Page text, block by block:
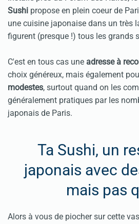
Sushi propose en plein coeur de
une cuisine japonaise dans un très
figurent (presque !) tous les grands
C'est en tous cas une adresse à
choix généreux, mais également
modestes, surtout quand on les
généralement pratiques par les
japonais de Paris.
Ta Sushi, un
japonais avec
mais pas
Alors à vous de piocher sur cette